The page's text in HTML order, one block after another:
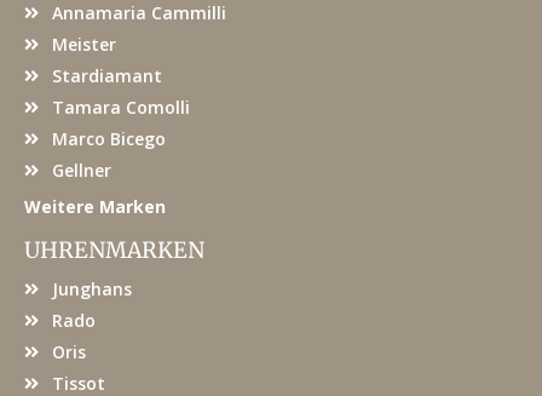
o
Annamaria Cammilli
Meister
Stardiamant
Tamara Comolli
Marco Bicego
Gellner
Weitere Marken
UHRENMARKEN
Junghans
Rado
Oris
Tissot